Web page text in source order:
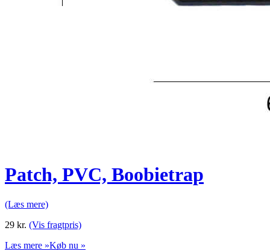
Patch, PVC, Boobietrap
(Læs mere)
29 kr. (Vis fragtpris)
Læs mere »Køb nu »